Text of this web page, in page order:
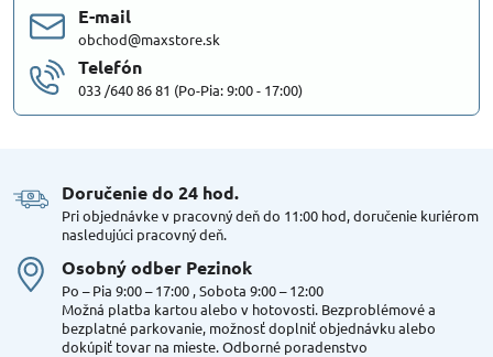
E-mail
obchod@maxstore.sk
Telefón
033 /640 86 81 (Po-Pia: 9:00 - 17:00)
Doručenie do 24 hod​.
Pri objednávke v pracovný deň do 11:00 hod, doručenie kuriérom
nasledujúci pracovný deň.
Osobný odber Pezinok
Po – Pia 9:00 – 17:00 , Sobota 9:00 – 12:00
Možná platba kartou alebo v hotovosti. Bezproblémové a
bezplatné parkovanie, možnosť doplniť objednávku alebo
dokúpiť tovar na mieste. Odborné poradenstvo